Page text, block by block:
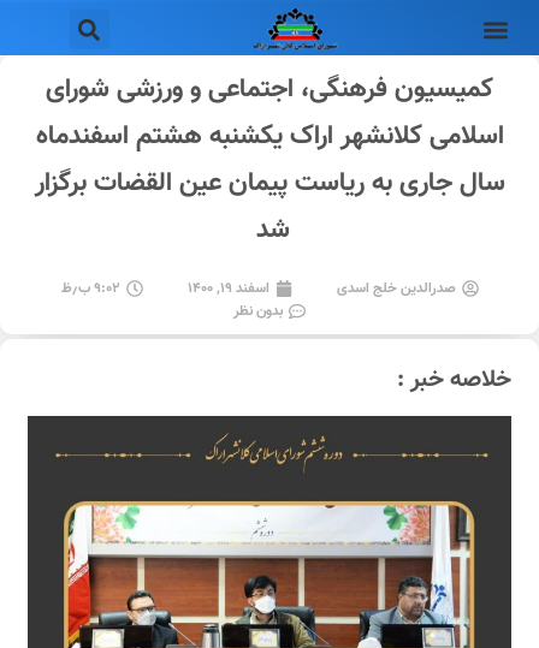
کمیسیون فرهنگی، اجتماعی و‌ ورزشی شورای
اسلامی کلانشهر اراک یکشنبه هشتم اسفندماه
سال جاری به ریاست پیمان عین القضات برگزار
شد
صدرالدین خلج اسدی اسفند ۱۹, ۱۴۰۰
۹:۰۲ ب٫ظ
بدون نظر
خلاصه خبر :